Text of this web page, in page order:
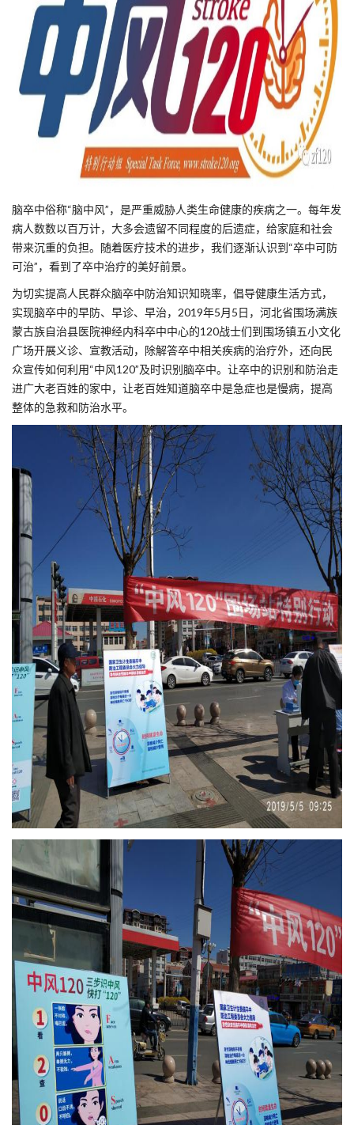
脑卒中俗称“脑中风”，是严重威胁人类生命健康的疾病之一。每年发
病人数数以百万计，大多会遗留不同程度的后遗症，给家庭和社会
带来沉重的负担。随着医疗技术的进步，我们逐渐认识到“卒中可防
可治”，看到了卒中治疗的美好前景。
为切实提高人民群众脑卒中防治知识知晓率，倡导健康生活方式，
实现脑卒中的早防、早诊、早治，2019年5月5日，河北省围场满族
蒙古族自治县医院神经内科卒中中心的120战士们到围场镇五小文化
广场开展义诊、宣教活动，除解答卒中相关疾病的治疗外，还向民
众宣传如何利用“中风120”及时识别脑卒中。让卒中的识别和防治走
进广大老百姓的家中，让老百姓知道脑卒中是急症也是慢病，提高
整体的急救和防治水平。